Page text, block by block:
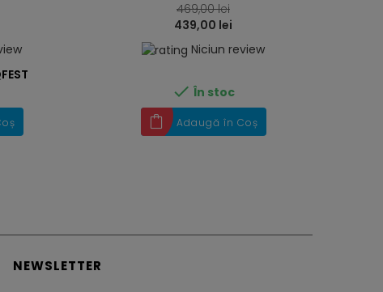
469,00 lei
439,00 lei
Niciun review
 În stoc
Adaugă în Coș
NEWSLETTER